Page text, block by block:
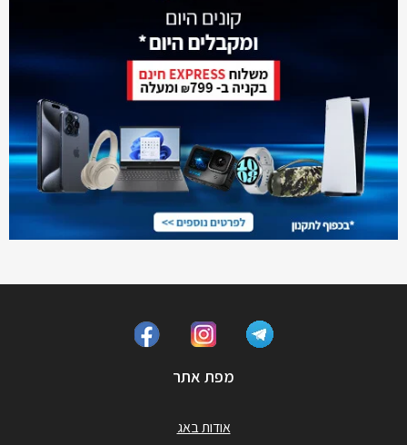
מפת אתר
אודות באג